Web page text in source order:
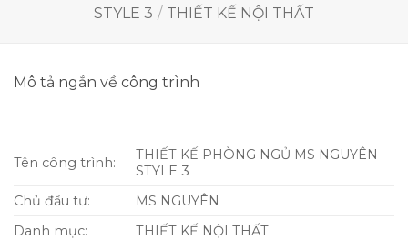
STYLE 3 / THIẾT KẾ NỘI THẤT
Mô tả ngắn về công trình
Tên công trình:
THIẾT KẾ PHÒNG NGỦ MS NGUYÊN
STYLE 3
Chủ đầu tư:
MS NGUYÊN
Danh mục:
THIẾT KẾ NỘI THẤT